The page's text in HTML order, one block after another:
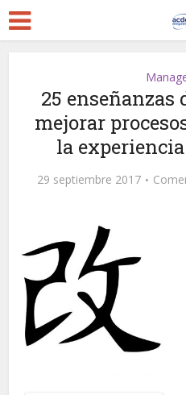
25 enseñanzas
mejorar
la
29 septiembre 2017